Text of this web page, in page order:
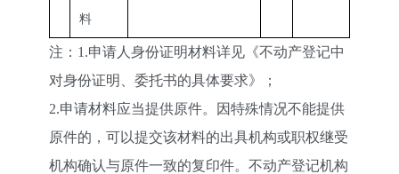
料
注：1.申请人身份证明材料详见《不动产登记中
对身份证明、委托书的具体要求》；
2.申请材料应当提供原件。因特殊情况不能提供
原件的，可以提交该材料的出具机构或职权继受
机构确认与原件一致的复印件。不动产登记机构